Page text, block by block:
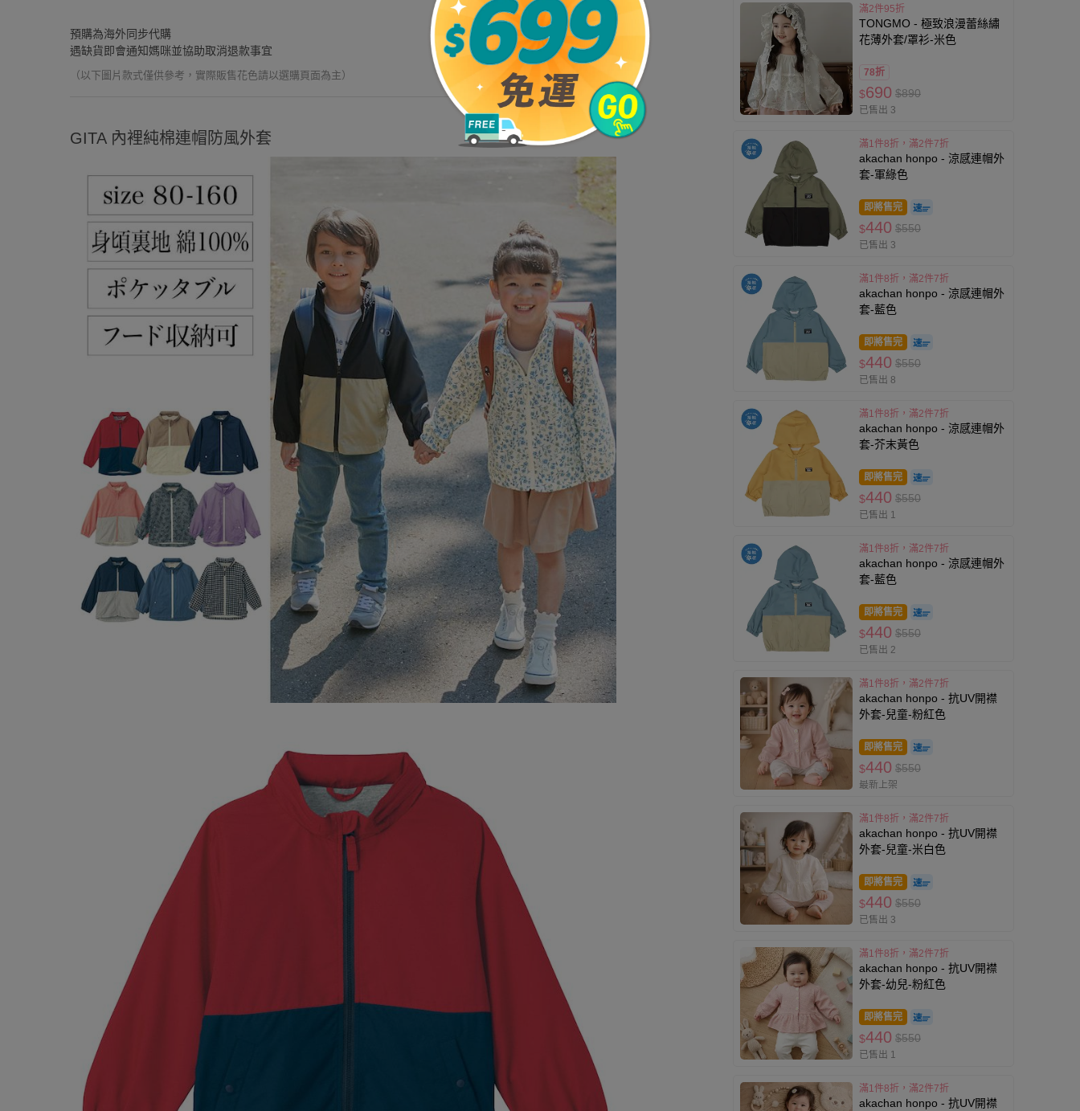
預購為海外同步代購
遇缺貨即會通知媽咪並協助取消退款事宜
（以下圖片款式僅供參考，實際販售花色請以選購頁面為主）
GITA 內裡純棉連帽防風外套
滿2件95折
TONGMO - 極致浪漫蕾絲繡
花薄外套/罩衫-米色
78折
$690 $890
已售出 3
滿1件8折，滿2件7折
akachan honpo - 涼感連帽外
套-軍綠色
即將售完
$440 $550
已售出 3
滿1件8折，滿2件7折
akachan honpo - 涼感連帽外
套-藍色
即將售完
$440 $550
已售出 8
滿1件8折，滿2件7折
akachan honpo - 涼感連帽外
套-芥末黃色
即將售完
$440 $550
已售出 1
滿1件8折，滿2件7折
akachan honpo - 涼感連帽外
套-藍色
即將售完
$440 $550
已售出 2
滿1件8折，滿2件7折
akachan honpo - 抗UV開襟
外套-兒童-粉紅色
即將售完
$440 $550
最新上架
滿1件8折，滿2件7折
akachan honpo - 抗UV開襟
外套-兒童-米白色
即將售完
$440 $550
已售出 3
滿1件8折，滿2件7折
akachan honpo - 抗UV開襟
外套-幼兒-粉紅色
即將售完
$440 $550
已售出 1
滿1件8折，滿2件7折
akachan honpo - 抗UV開襟